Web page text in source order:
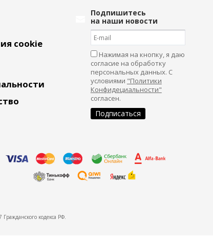
cookie
Подпишитесь
на наши новости
Нажимая на кнопку, я даю
согласие на обработку
персональных данных. С
условиями "Политики
Конфидециальности"
согласен.
кодекса РФ.